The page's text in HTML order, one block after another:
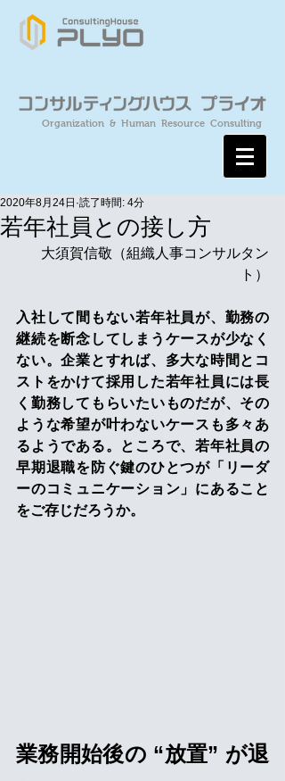
Organization & Human Resource Consulting
若年社員との接し方
2020年8月24日 読了時間: 4分
大須賀信敬（組織人事コンサルタン
ト）
入社して間もない若年社員が、勤務の
継続を断念してしまうケースが少なく
ない。企業とすれば、多大な時間とコ
ストをかけて採用した若年社員には長
く勤務してもらいたいものだが、その
ような希望が叶わないケースも多々あ
るようである。ところで、若年社員の
早期退職を防ぐ鍵のひとつが「リーダ
ーのコミュニケーション」にあること
をご存じだろうか。
業務開始後の “放置” が退